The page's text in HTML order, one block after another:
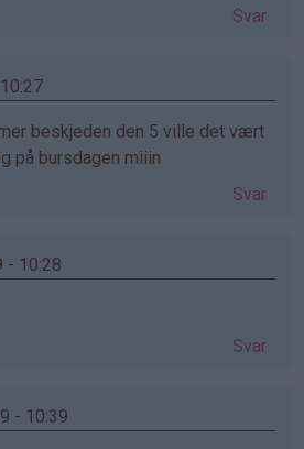
Svar
beskjeden den 5 ville det vært
på bursdagen miiin
Svar
- 10:28
Svar
- 10:39